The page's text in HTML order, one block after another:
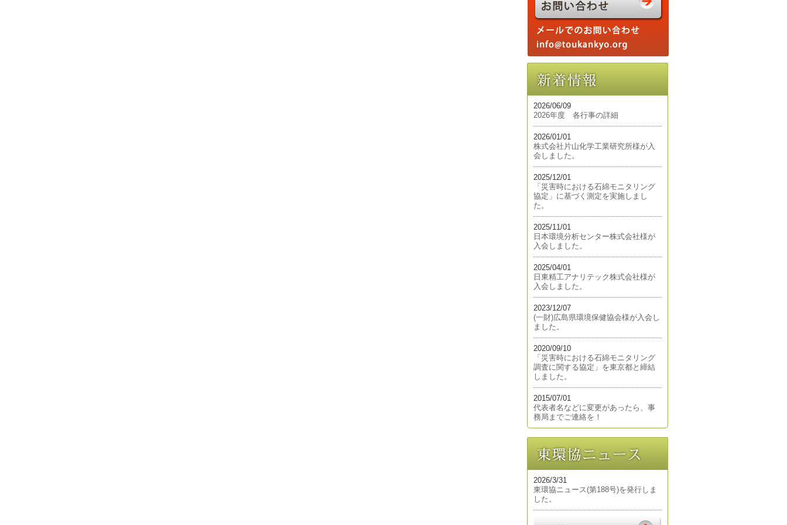
2026/06/09
2026年度 各行事の詳細
2026/01/01
株式会社片山化学工業研究所様が入
会しました。
2025/12/01
「災害時における石綿モニタリング
協定」に基づく測定を実施しまし
た。
2025/11/01
日本環境分析センター株式会社様が
入会しました。
2025/04/01
日東精工アナリテック株式会社様が
入会しました。
2023/12/07
(一財)広島県環境保健協会様が入会し
ました。
2020/09/10
「災害時における石綿モニタリング
調査に関する協定」を東京都と締結
しました。
2015/07/01
代表者名などに変更があったら、事
務局までご連絡を！
2026/3/31
東環協ニュース(第188号)を発行しま
した。